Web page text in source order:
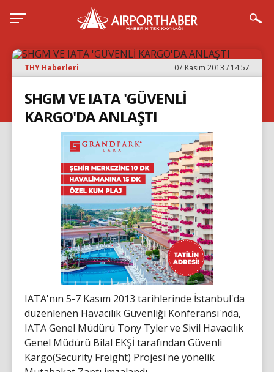
THY Haberleri 07 Kasım 2013 / 14:57
SHGM VE IATA 'GÜVENLİ
KARGO'DA ANLAŞTI
IATA'nın 5-7 Kasım 2013 tarihlerinde İstanbul'da
düzenlenen Havacılık Güvenliği Konferansı'nda,
IATA Genel Müdürü Tony Tyler ve Sivil Havacılık
Genel Müdürü Bilal EKŞİ tarafından Güvenli
Kargo(Security Freight) Projesi'ne yönelik